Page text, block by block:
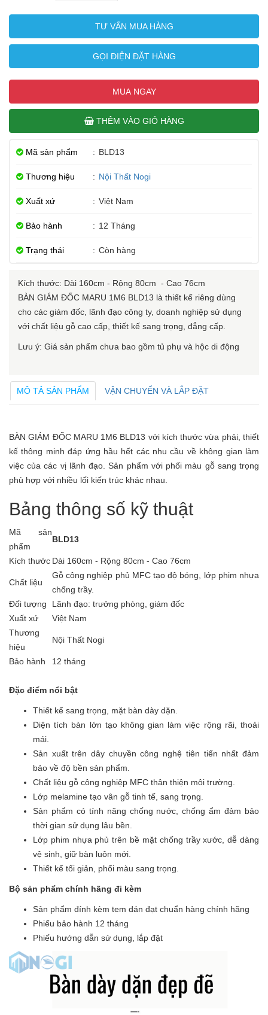
TƯ VẤN MUA HÀNG
GỌI ĐIỆN ĐẶT HÀNG
MUA NGAY
THÊM VÀO GIỎ HÀNG
Mã sản phẩm : BLD13
Thương hiệu : Nội Thất Nogi
Xuất xứ : Việt Nam
Bảo hành : 12 Tháng
Trạng thái : Còn hàng
Kích thước: Dài 160cm - Rộng 80cm - Cao 76cm
BÀN GIÁM ĐỐC MARU 1M6 BLD13 là thiết kế riêng dùng
cho các giám đốc, lãnh đạo công ty, doanh nghiệp sử dụng
với chất liệu gỗ cao cấp, thiết kế sang trọng, đẳng cấp.
Lưu ý: Giá sản phẩm chưa bao gồm tủ phụ và hộc di động
MÔ TẢ SẢN PHẨM VẬN CHUYỂN VÀ LẮP ĐẶT
BÀN GIÁM ĐỐC MARU 1M6 BLD13 với kích thước vừa phải, thiết
kế thông minh đáp ứng hầu hết các nhu cầu về không gian làm
việc của các vị lãnh đạo. Sản phẩm với phối màu gỗ sang trọng
phù hợp với nhiều lối kiến trúc khác nhau.
Bảng thông số kỹ thuật
Mã sản
phẩm
BLD13
Kích thước Dài 160cm - Rộng 80cm - Cao 76cm
Chất liệu
Gỗ công nghiệp phủ MFC tạo độ bóng, lớp phim nhựa
chống trầy.
Đối tượng
Lãnh đạo: trưởng phòng, giám đốc
Xuất xứ
Việt Nam
Thương
hiệu
Nội Thất Nogi
Bảo hành 12 tháng
Đặc điểm nổi bật
Thiết kế sang trọng, mặt bàn dày dặn.
Diện tích bàn lớn tạo không gian làm việc rộng rãi, thoải
mái.
Sản xuất trên dây chuyền công nghệ tiên tiến nhất đảm
bảo về độ bền sản phẩm.
Chất liệu gỗ công nghiệp MFC thân thiện môi trường.
Lớp melamine tạo vân gỗ tinh tế, sang trọng.
Sản phẩm có tính năng chống nước, chống ẩm đảm bảo
thời gian sử dụng lâu bền.
Lớp phim nhựa phủ trên bề mặt chống trầy xước, dễ dàng
vệ sinh, giữ bàn luôn mới.
Thiết kế tối giản, phối màu sang trọng.
Bộ sản phẩm chính hãng đi kèm
Sản phẩm đính kèm tem dán đạt chuẩn hàng chính hãng
Phiếu bảo hành 12 tháng
Phiếu hướng dẫn sử dụng, lắp đặt